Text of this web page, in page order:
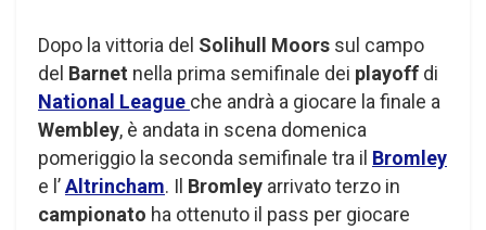
Dopo la vittoria del Solihull Moors sul campo
del Barnet nella prima semifinale dei playoff di
National League che andrà a giocare la finale a
Wembley, è andata in scena domenica
pomeriggio la seconda semifinale tra il Bromley
e l’Altrincham. Il Bromley arrivato terzo in
campionato ha ottenuto il pass per giocare